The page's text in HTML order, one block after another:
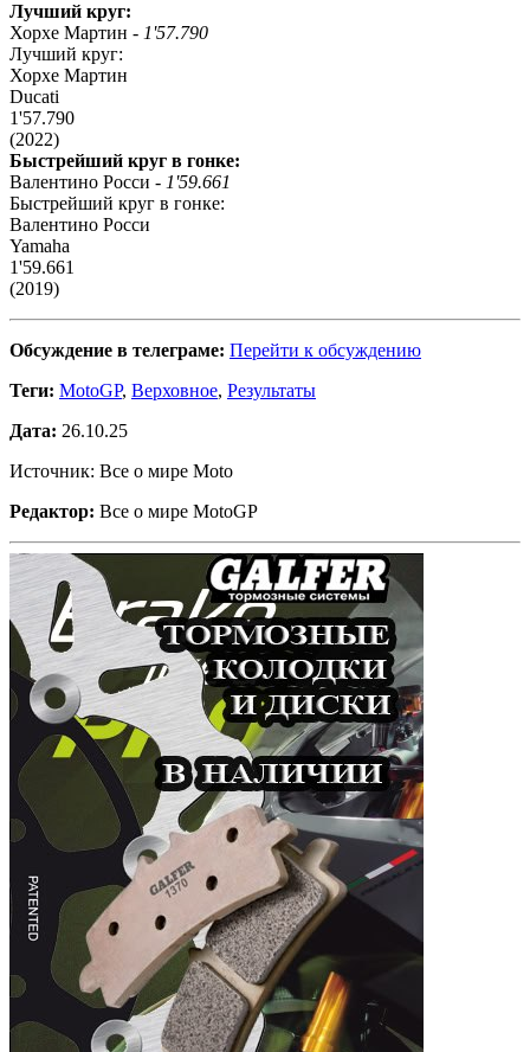
Лучший круг:
Хорхе Мартин - 1'57.790
Лучший круг:
Хорхе Мартин
Ducati
1'57.790
(2022)
Быстрейший круг в гонке:
Валентино Росси - 1'59.661
Быстрейший круг в гонке:
Валентино Росси
Yamaha
1'59.661
(2019)
Обсуждение в телеграме: Перейти к обсуждению
Теги: MotoGP, Верховное, Результаты
Дата: 26.10.25
Источник: Все о мире Moto
Редактор: Все о мире MotoGP